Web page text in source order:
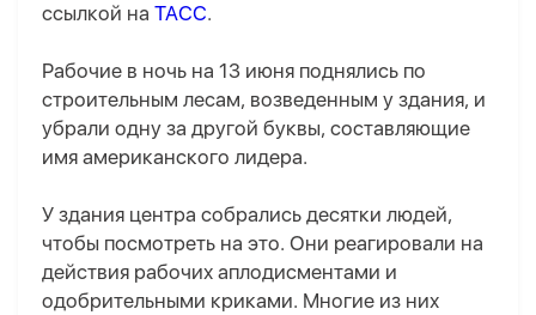
ссылкой на ТАСС.
Рабочие в ночь на 13 июня поднялись по
строительным лесам, возведенным у здания, и
убрали одну за другой буквы, составляющие
имя американского лидера.
У здания центра собрались десятки людей,
чтобы посмотреть на это. Они реагировали на
действия рабочих аплодисментами и
одобрительными криками. Многие из них